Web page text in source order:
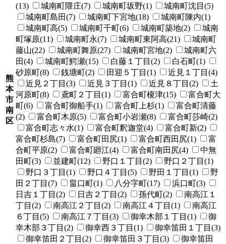
熊
本
市
南
区
(13)
城南町隈庄(7) 城南町坂野(1)
城南町沈目(5)
城南町島田(7)
城南町下宮地(18)
城南町陳内(1)
城南町高(5)
城南町千町(6) 城南町築地(2)
城南
町塚原(11)
城南町永(7) 城南町東阿高(21)
城南町
藤山(22)
城南町舞原(27) 城南町宮地(2)
城南町六
田(4)
城南町鰐瀬(15) 白藤１丁目(2)
白石町(1)
砂原町(8)
銭塘町(2) 田迎５丁目(1)
近見１丁目(4)
近見２丁目(3)
近見３丁目(1) 近見８丁目(2)
土
河原町(8)
鳶町２丁目(1) 富合町榎津(15)
富合町大
町(6)
富合町御船手(1) 富合町上杉(1)
富合町清藤
(2)
富合町木原(5) 富合町小岩瀬(8)
富合町莎崎(2)
富合町志々水(1)
富合町釈迦堂(4)
富合町新(2)
富合町杉島(7)
富合町田尻(1) 富合町西田尻(1)
富
合町平原(2)
富合町廻江(4) 富合町南田尻(4)
中無
田町(3)
並建町(12) 野口１丁目(2)
野口２丁目(1)
野口３丁目(1)
野口４丁目(5) 野田１丁目(1)
野
田２丁目(7)
畠口町(1) 八分字町(17)
浜口町(3)
日吉１丁目(2)
日吉２丁目(2) 孫代町(2)
南高江１
丁目(2)
南高江２丁目(2) 南高江４丁目(1)
南高江
６丁目(5)
南高江７丁目(3) 御幸木部１丁目(1)
御
幸木部３丁目(2)
御幸西３丁目(1)
御幸笛田１丁目(3)
御幸笛田２丁目(2)
御幸笛田３丁目(3)
御幸笛田